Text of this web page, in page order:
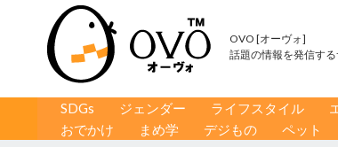
OVO [オーヴォ]
話題の情報を発信する
コンテンツへ移動
SDGs ジェンダー ライフスタイル
おでかけ
まめ学 デジもの ペット